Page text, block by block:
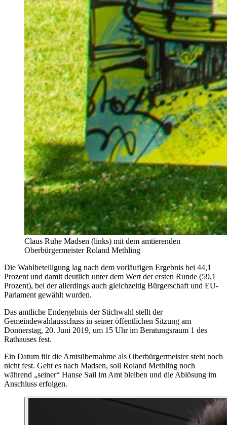
Claus Ruhe Madsen (links) mit dem amtierenden
Oberbürgermeister Roland Methling
Die Wahlbeteiligung lag nach dem vorläufigen Ergebnis bei 44,1
Prozent und damit deutlich unter dem Wert der ersten Runde (59,1
Prozent), bei der allerdings auch gleichzeitig Bürgerschaft und EU-
Parlament gewählt wurden.
Das amtliche Endergebnis der Stichwahl stellt der
Gemeindewahlausschuss in seiner öffentlichen Sitzung am
Donnerstag, 20. Juni 2019, um 15 Uhr im Beratungsraum 1 des
Rathauses fest.
Ein Datum für die Amtsübernahme als Oberbürgermeister steht noch
nicht fest. Geht es nach Madsen, soll Roland Methling noch
während „seiner“ Hanse Sail im Amt bleiben und die Ablösung im
Anschluss erfolgen.